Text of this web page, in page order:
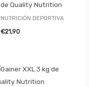
de Quality Nutrition
NUTRICIÓN DEPORTIVA
€21,90